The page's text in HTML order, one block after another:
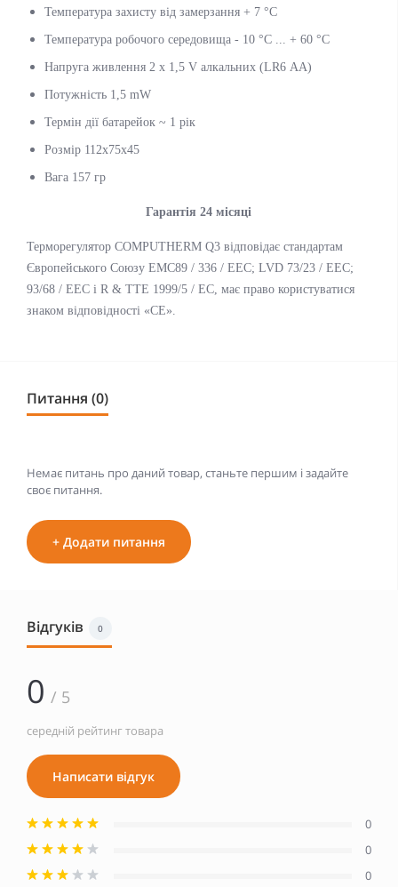
Температура захисту від замерзання + 7 °С
Температура робочого середовища - 10 °С ... + 60 °С
Напруга живлення 2 х 1,5 V алкальних (LR6 АА)
Потужність 1,5 mW
Термін дії батарейок ~ 1 рік
Розмір 112x75x45
Вага 157 гр
Гарантія 24 місяці
Терморегулятор COMPUTHERM Q3 відповідає стандартам
Європейського Союзу EMC89 / 336 / EEC; LVD 73/23 / EEC;
93/68 / EEC і R & TTE 1999/5 / EC, має право користуватися
знаком відповідності «CE».
Питання (0)
Немає питань про даний товар, станьте першим і задайте
своє питання.
+ Додати питання
Відгуків 0
0 / 5
середній рейтинг товара
Написати відгук
0
0
0